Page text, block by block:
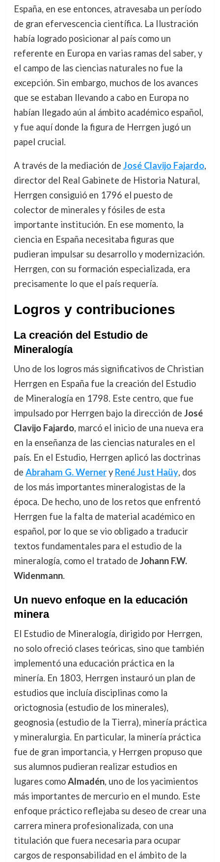
España, en ese entonces, atravesaba un período
de gran efervescencia científica. La Ilustración
había logrado posicionar al país como un
referente en Europa en varias ramas del saber, y
el campo de las ciencias naturales no fue la
excepción. Sin embargo, muchos de los avances
que se estaban llevando a cabo en Europa no
habían llegado aún al ámbito académico español,
y fue aquí donde la figura de Herrgen jugó un
papel crucial.
A través de la mediación de José Clavijo Fajardo,
director del Real Gabinete de Historia Natural,
Herrgen consiguió en 1796 el puesto de
colector de minerales y fósiles de esta
importante institución. En ese momento, la
ciencia en España necesitaba figuras que
pudieran impulsar su desarrollo y modernización.
Herrgen, con su formación especializada, era
precisamente lo que el país requería.
Logros y contribuciones
La creación del Estudio de
Mineralogía
Uno de los logros más significativos de Christian
Herrgen en España fue la creación del Estudio
de Mineralogía en 1798. Este centro, que fue
impulsado por Herrgen bajo la dirección de José
Clavijo Fajardo, marcó el inicio de una nueva era
en la enseñanza de las ciencias naturales en el
país. En el Estudio, Herrgen aplicó las doctrinas
de Abraham G. Wernery René Just Haüy, dos
de los más importantes mineralogistas de la
época. De hecho, uno de los retos que enfrentó
Herrgen fue la falta de material académico en
español, por lo que se vio obligado a traducir
textos fundamentales para el estudio de la
mineralogía, como el tratado de Johann F.W.
Widenmann.
Un nuevo enfoque en la educación
minera
El Estudio de Mineralogía, dirigido por Herrgen,
no solo ofreció clases teóricas, sino que también
implementó una educación práctica en la
minería. En 1803, Herrgen instauró un plan de
estudios que incluía disciplinas como la
orictognosia (estudio de los minerales),
geognosia (estudio de la Tierra), minería práctica
y mineralurgia. En particular, la minería práctica
fue de gran importancia, y Herrgen propuso que
sus alumnos pudieran realizar estudios en
lugares comoAlmadén, uno de los yacimientos
más importantes de mercurio en el mundo. Este
enfoque práctico reflejaba su deseo de crear una
carrera minera profesionalizada, con una
titulación que fuera necesaria para ocupar
cargos de responsabilidad en el ámbito de la